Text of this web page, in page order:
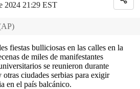
2024 21:29 EST
AP)
fiestas bulliciosas en las calles en la
de miles de manifestantes
se reunieron durante
ciudades serbias para exigir
en el país balcánico.